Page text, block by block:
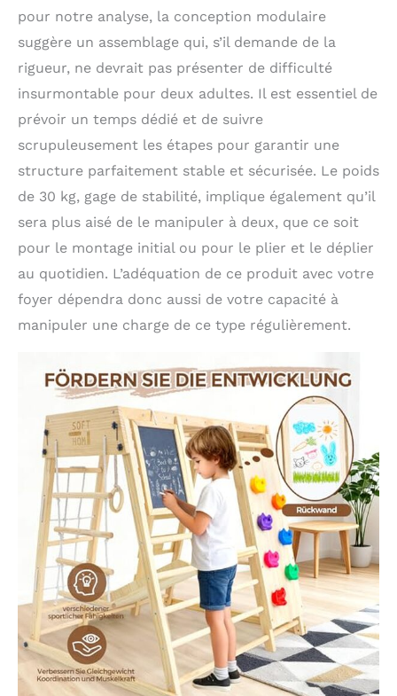
pour notre analyse, la conception modulaire
suggère un assemblage qui, s’il demande de la
rigueur, ne devrait pas présenter de difficulté
insurmontable pour deux adultes. Il est essentiel de
prévoir un temps dédié et de suivre
scrupuleusement les étapes pour garantir une
structure parfaitement stable et sécurisée. Le poids
de 30 kg, gage de stabilité, implique également qu’il
sera plus aisé de le manipuler à deux, que ce soit
pour le montage initial ou pour le plier et le déplier
au quotidien. L’adéquation de ce produit avec votre
foyer dépendra donc aussi de votre capacité à
manipuler une charge de ce type régulièrement.